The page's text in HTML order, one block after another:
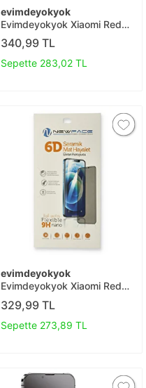
evimdeyokyok
Evimdeyokyok Xiaomi Redmi
Note 8 3d Antistatik Hayalet
Cam Ekran Koruyucu T20
340,99 TL
Sepette 283,02 TL
evimdeyokyok
Evimdeyokyok Xiaomi Redmi
Note 8 6d Mat Seramik
Hayalet Nano Ekran
Koruyucu T20
329,99 TL
Sepette 273,89 TL